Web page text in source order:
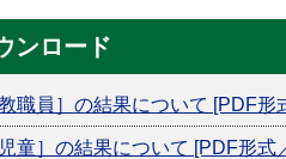
ンロード
職員］の結果について [PDF形
童］の結果について [PDF形式